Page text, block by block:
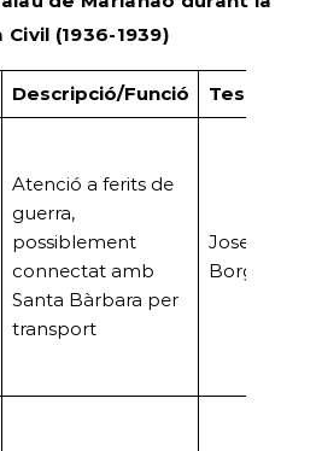
Civil (1936-1939)
Descripció/Funció
Atenció a ferits de
guerra,
possiblement
connectat amb
Santa Bàrbara per
transport
Josep Faura
Borgés, Sr.